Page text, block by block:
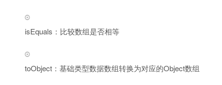
isEquals：比较数组是否相等
toObject：基础类型数据数组转换为对应的Object数组